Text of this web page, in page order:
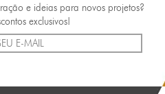
e ideias para novos projetos?
exclusivos!